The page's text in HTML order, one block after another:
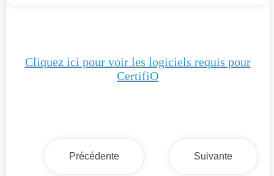
Cliquez ici pour voir les logiciels requis pour
CertifiO
Suivante
Précédente